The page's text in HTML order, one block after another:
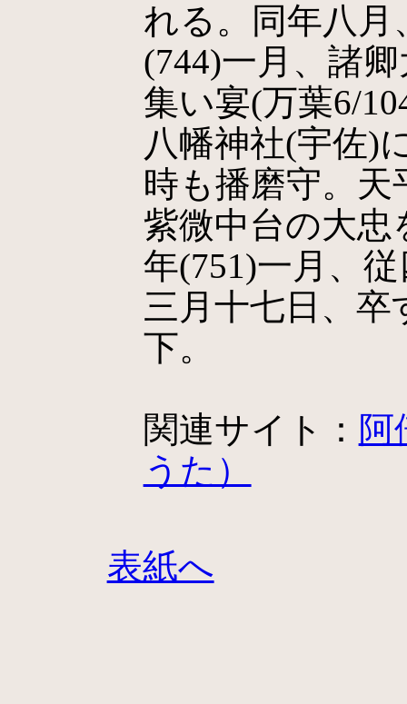
れる。同年八月
(744)一月、諸
集い宴(万葉6/
八幡神社(宇佐)
時も播磨守。天
紫微中台の大忠
年(751)一月、
三月十七日、卒
下。
関連サイト： 阿
うた）
表紙へ